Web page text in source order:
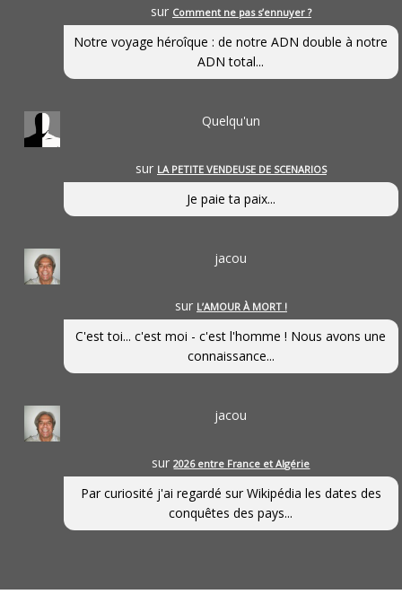
sur Comment ne pas s’ennuyer ?
Notre voyage héroîque : de notre ADN double à notre
ADN total...
Quelqu'un
sur LA PETITE VENDEUSE DE SCENARIOS
Je paie ta paix...
jacou
sur L’AMOUR À MORT !
C'est toi... c'est moi - c'est l'homme ! Nous avons une
connaissance...
jacou
sur2026 entre France et Algérie
Par curiosité j'ai regardé sur Wikipédia les dates des
conquêtes des pays...